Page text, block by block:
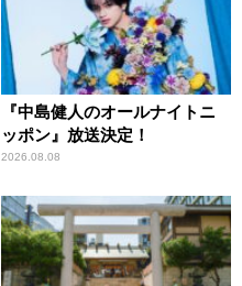
『中島健人のオールナイトニ
ッポン』放送決定！
2026.08.08